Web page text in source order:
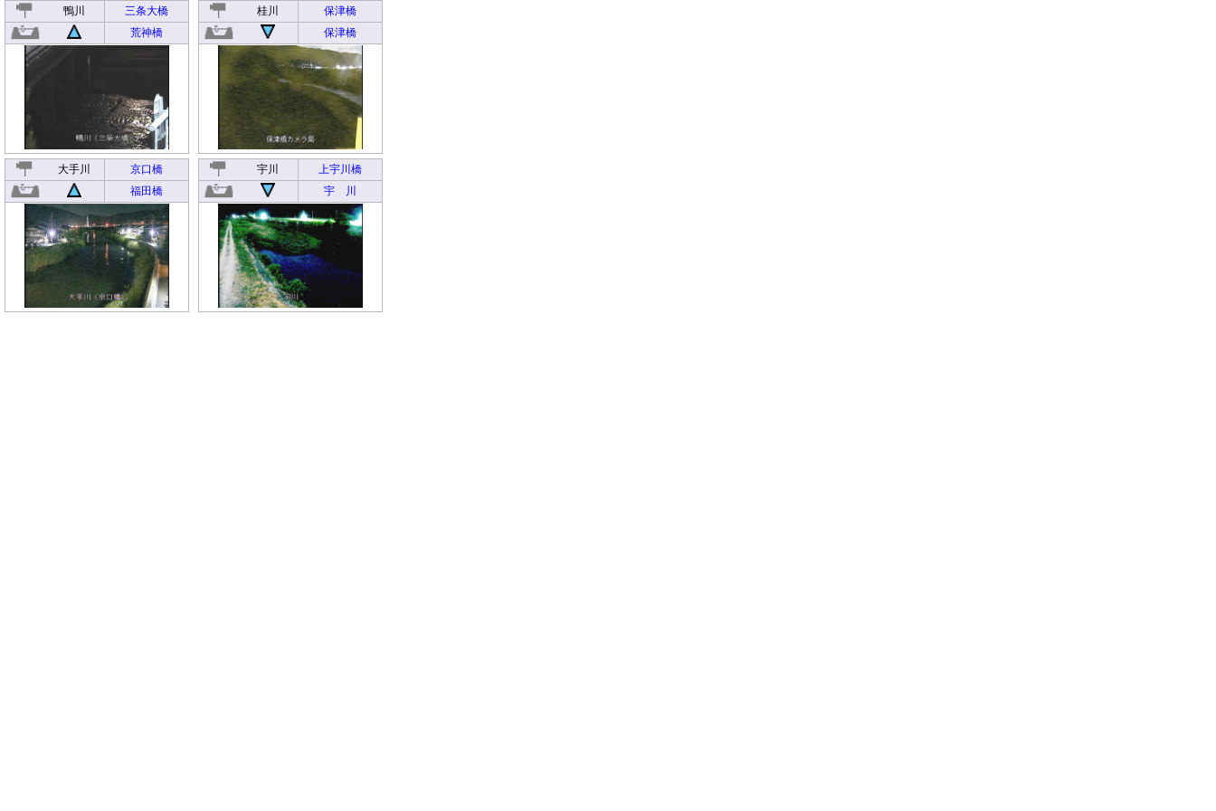
鴨川
三条大橋
荒神橋
桂川
保津橋
保津橋
大手川
京口橋
福田橋
宇川
上宇川橋
宇 川